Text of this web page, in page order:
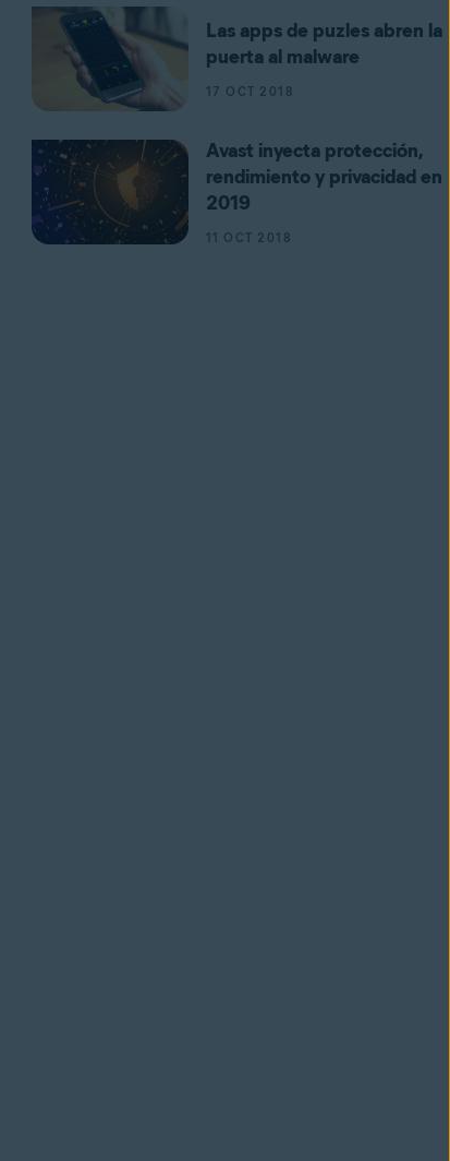
Las apps de puzles abren la
puerta al malware
17 OCT 2018
Avast inyecta protección,
rendimiento y privacidad en
2019
11 OCT 2018